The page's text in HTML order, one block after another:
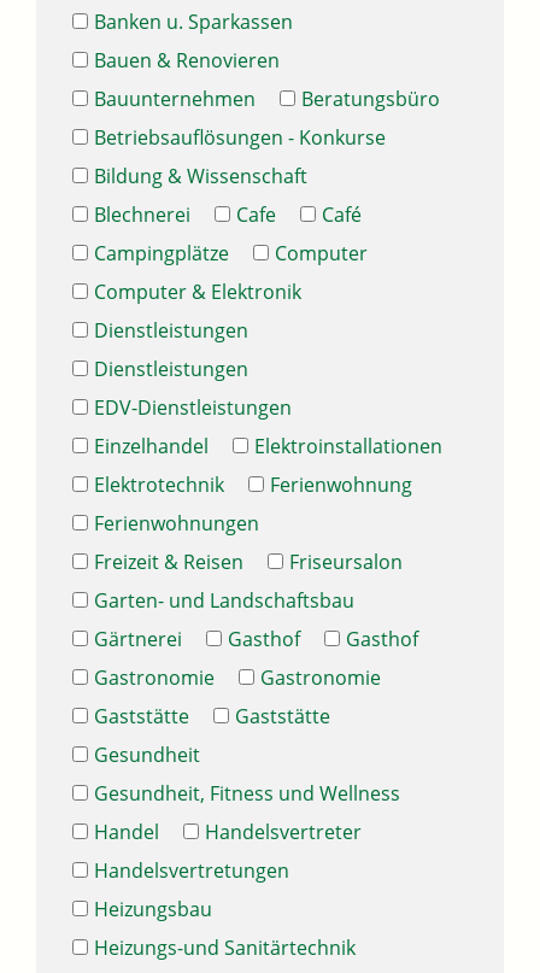
Banken u. Sparkassen
Bauen & Renovieren
Bauunternehmen
Beratungsbüro
Betriebsauflösungen - Konkurse
Bildung & Wissenschaft
Blechnerei
Cafe
Café
Campingplätze
Computer
Computer & Elektronik
Dienstleistungen
Dienstleistungen
EDV-Dienstleistungen
Einzelhandel
Elektroinstallationen
Elektrotechnik
Ferienwohnung
Ferienwohnungen
Freizeit & Reisen
Friseursalon
Garten- und Landschaftsbau
Gärtnerei
Gasthof
Gasthof
Gastronomie
Gastronomie
Gaststätte
Gaststätte
Gesundheit
Gesundheit, Fitness und Wellness
Handel
Handelsvertreter
Handelsvertretungen
Heizungsbau
Heizungs-und Sanitärtechnik